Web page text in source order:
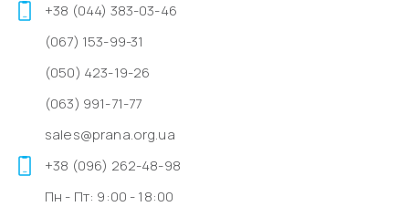
+38 (044) 383-03-46
(067) 153-99-31
(050) 423-19-26
(063) 991-71-77
sales@prana.org.ua
+38 (096) 262-48-98
Пн - Пт: 9:00 - 18:00